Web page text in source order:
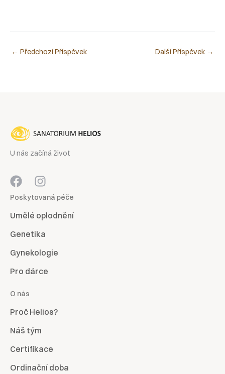
← Předchozí Příspěvek Další Příspěvek →
U nás začíná život
Poskytovaná péče
Umělé oplodnění
Genetika
Gynekologie
Pro dárce
O nás
Proč Helios?
Náš tým
Certifikace
Ordinační doba